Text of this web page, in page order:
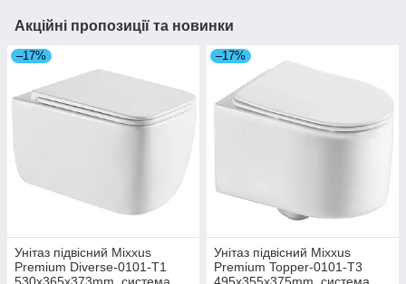
Акційні пропозиції та новинки
–17%
Унітаз підвісний Mixxus
Premium Diverse-0101-T1
–17%
Унітаз підвісний Mixxus
Premium Topper-0101-T3